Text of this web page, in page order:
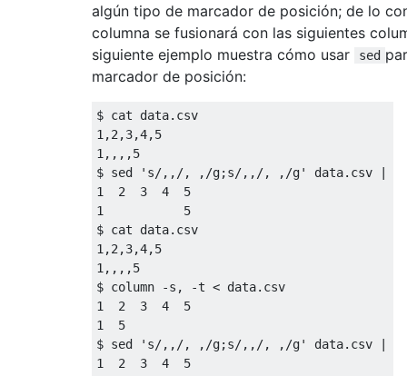
algún tipo de marcador de posición; de lo
columna se fusionará con las siguientes
siguiente ejemplo muestra cómo usar
sed
marcador de posición:
$ cat data.csv
1,2,3,4,5
1,,,,5
$ sed 's/,,/, ,/g;s/,,/, ,/g' data.csv |
1  2  3  4  5
1           5
$ cat data.csv
1,2,3,4,5
1,,,,5
$ column -s, -t < data.csv
1  2  3  4  5
1  5
$ sed 's/,,/, ,/g;s/,,/, ,/g' data.csv |
1  2  3  4  5